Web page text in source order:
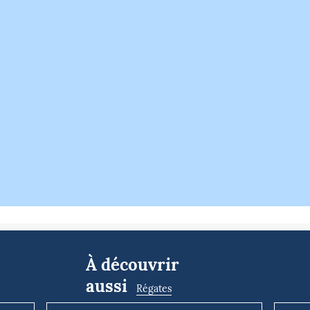
À découvrir
aussi
Régates